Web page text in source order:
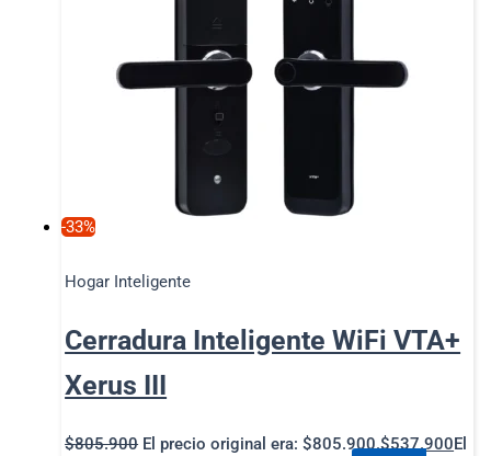
-33%
Hogar Inteligente
Cerradura Inteligente WiFi VTA+
Xerus III
$805.900 El precio original era: $805.900.$537.900El